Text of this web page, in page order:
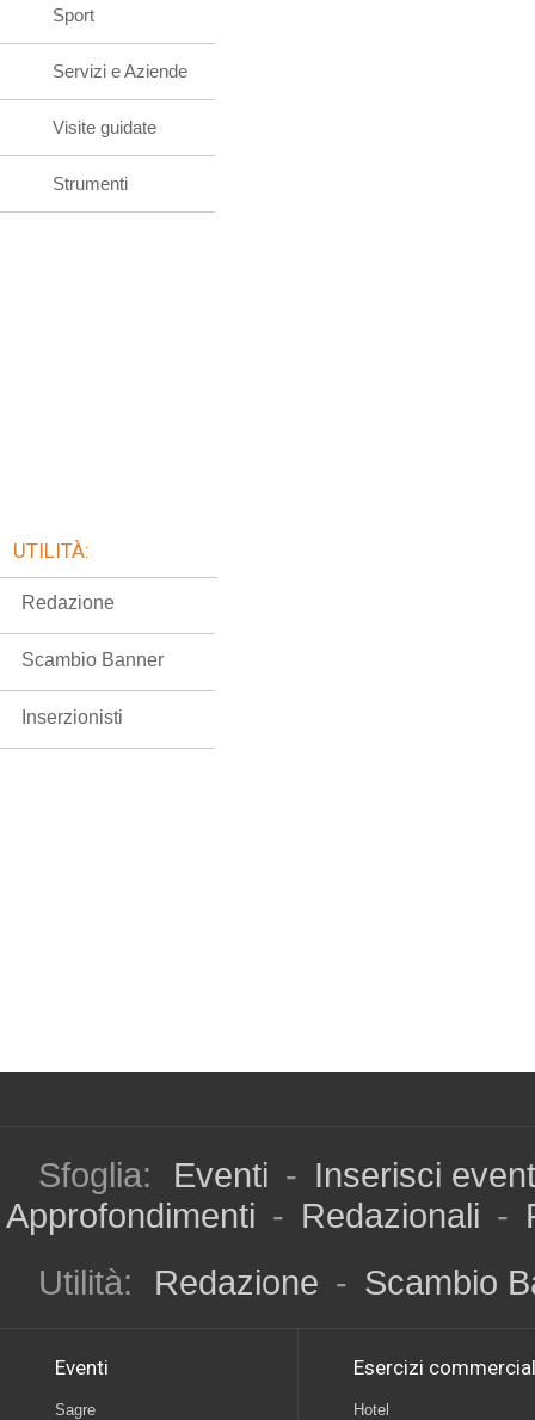
Sport
Servizi e Aziende
Visite guidate
Strumenti
UTILITÀ:
Redazione
Scambio Banner
Inserzionisti
Sfoglia: Eventi - Inserisci
Approfondimenti - Redazionali -
Utilità:
Redazione - Scambio
Eventi
Sagre
Esercizi
Hotel